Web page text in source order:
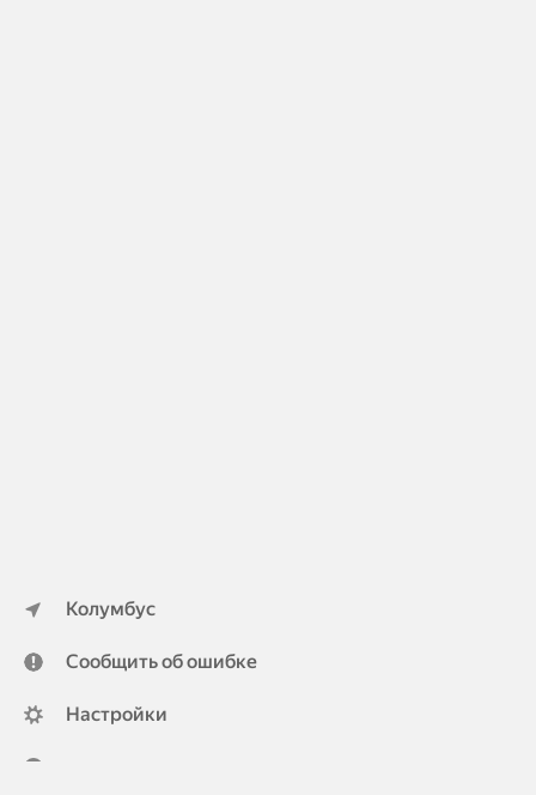
Колумбус
Сообщить об ошибке
Настройки